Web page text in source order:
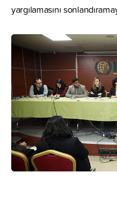
yargılamasını